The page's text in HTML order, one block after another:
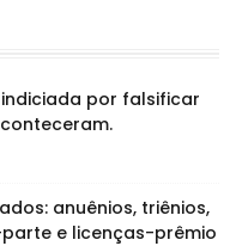
por falsificar
anuênios, triênios,
e licenças-prêmio